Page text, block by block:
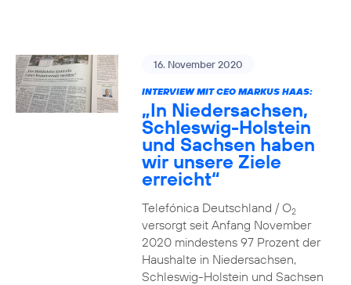
16. November 2020
INTERVIEW MIT CEO MARKUS HAAS:
„In Niedersachsen,
Schleswig-Holstein
und Sachsen haben
wir unsere Ziele
erreicht“
Telefónica Deutschland / O2
versorgt seit Anfang November
2020 mindestens 97 Prozent der
Haushalte in Niedersachsen,
Schleswig-Holstein und Sachsen